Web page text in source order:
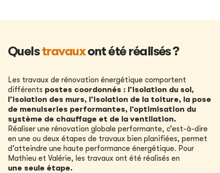
Quelstravauxont été réalisés ?
Les travaux de rénovation énergétique comportent
différents postes coordonnés : l’isolation du sol,
l’isolation des murs, l’isolation de la toiture, la pose
de menuiseries performantes, l’optimisation du
système de chauffage et de la ventilation.
Réaliser une rénovation globale performante, c’est-à-dire
en une ou deux étapes de travaux bien planifiées, permet
d’atteindre une haute performance énergétique. Pour
Mathieu et Valérie, les travaux ont été réalisés en
une seule étape.